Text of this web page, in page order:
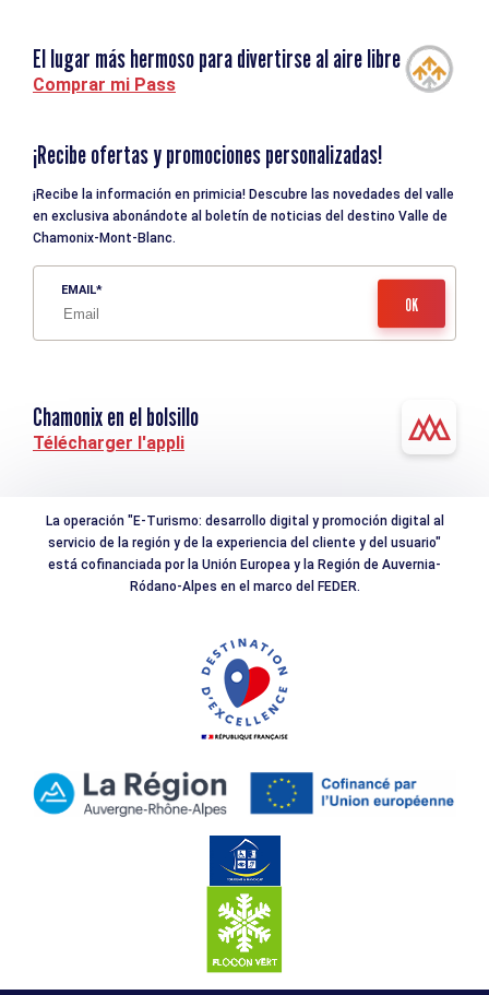
El lugar más hermoso para divertirse al aire libre
Comprar mi Pass
¡Recibe ofertas y promociones personalizadas!
¡Recibe la información en primicia! Descubre las novedades del valle
en exclusiva abonándote al boletín de noticias del destino Valle de
Chamonix-Mont-Blanc.
EMAIL
Chamonix en el bolsillo
Télécharger l'appli
La operación "E-Turismo: desarrollo digital y promoción digital al
servicio de la región y de la experiencia del cliente y del usuario"
está cofinanciada por la Unión Europea y la Región de Auvernia-
Ródano-Alpes en el marco del FEDER.